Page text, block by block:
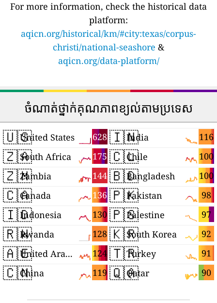
For more information, check the historical data
platform:
aqicn.org/historical/km/#city:texas/corpus-
christi/national-seashore &
aqicn.org/data-platform/
ចំណាត់ថ្នាក់គុណភាពខ្យល់តាមប្រទេស
🇺🇸 628
United States
🇿🇦 175
South Africa
🇿🇲 144
Zambia
🇨🇦 136
Canada
🇮🇩 130
Indonesia
🇷🇼 128
Rwanda
🇦🇪 124
United Arab Emirates
🇨🇳 119
China
🇮🇳 116
India
🇨🇱 100
Chile
🇧🇩 100
Bangladesh
🇵🇰 98
Pakistan
🇵🇸 97
Palestine
🇰🇷 92
South Korea
🇹🇷 91
Turkey
🇶🇦 90
Qatar